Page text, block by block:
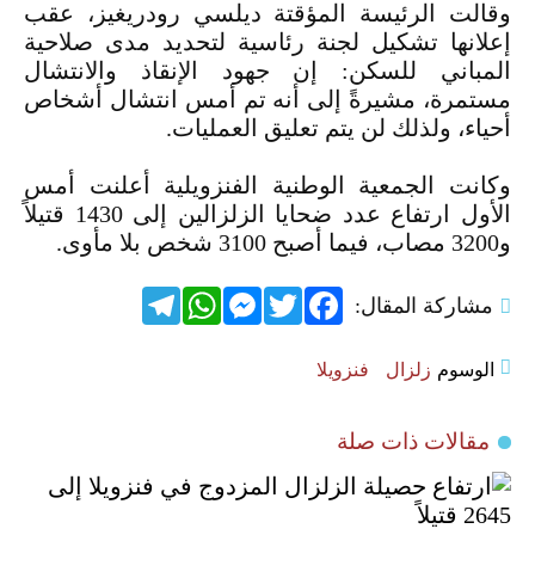
وقالت الرئيسة المؤقتة ديلسي رودريغيز، عقب
إعلانها تشكيل لجنة رئاسية لتحديد مدى صلاحية
المباني للسكن: إن جهود ‏الإنقاذ والانتشال
مستمرة، مشيرةً إلى أنه تم أمس انتشال أشخاص
أحياء، ولذلك لن يتم تعليق العمليات.‏
وكانت الجمعية الوطنية الفنزويلية أعلنت أمس
الأول ارتفاع عدد ضحايا الزلزالين إلى 1430 قتيلاً
و3200 مصاب، فيما ‏أصبح 3100 شخص بلا مأوى.‏
مشاركة المقال: Facebook
Twitter
Messenger
WhatsApp
الوسوم زلزال فنزويلا
مقالات ذات صلة